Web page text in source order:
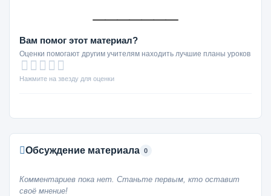
Вам помог этот материал?
Оценки помогают другим учителям находить лучшие планы уроков
Нажмите на звезду для оценки
Обсуждение материала 0
Комментариев пока нет. Станьте первым, кто оставит
своё мнение!